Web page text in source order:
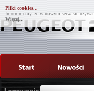
Pliki cookies...
Informujemy, że w naszym serwisie
Więcej...